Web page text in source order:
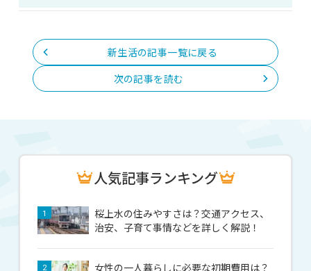
新生活の記事一覧に戻る
次の記事を読む
人気記事ランキング
1
桜上水の住みやすさは？交通アクセス、
治安、子育て事情などを詳しく解説！
2
女性の一人暮らしに必要な初期費用は？